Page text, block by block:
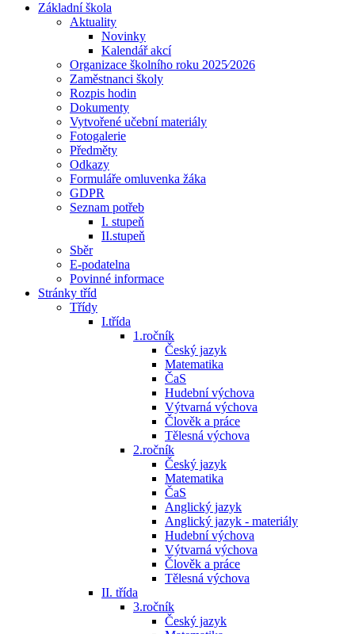
Základní škola
Aktuality
Novinky
Kalendář akcí
Organizace školního roku 2025⁄2026
Zaměstnanci školy
Rozpis hodin
Dokumenty
Vytvořené učební materiály
Fotogalerie
Předměty
Odkazy
Formuláře omluvenka žáka
GDPR
Seznam potřeb
I. stupeň
II.stupeň
Sběr
E-podatelna
Povinné informace
Stránky tříd
Třídy
I.třída
1.ročník
Český jazyk
Matematika
ČaS
Hudební výchova
Výtvarná výchova
Člověk a práce
Tělesná výchova
2.ročník
Český jazyk
Matematika
ČaS
Anglický jazyk
Anglický jazyk - materiály
Hudební výchova
Výtvarná výchova
Člověk a práce
Tělesná výchova
II. třída
3.ročník
Český jazyk